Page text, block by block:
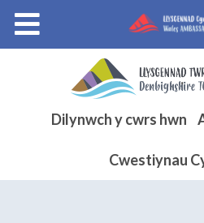
Llysgenhadon Cymru
English
.
Dilynwch y cwrs hwn
Cwestiynau